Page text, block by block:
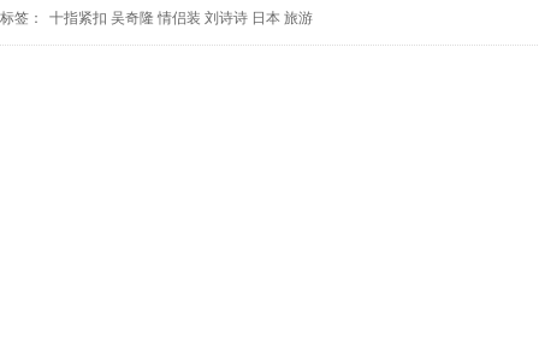
标签： 十指紧扣 吴奇隆 情侣装 刘诗诗 日本 旅游